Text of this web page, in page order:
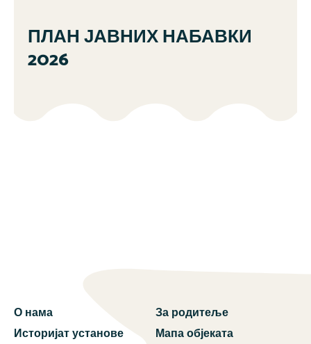
ПЛАН ЈАВНИХ НАБАВКИ
2026
О нама
Историјат установе
За родитеље
Мапа објеката